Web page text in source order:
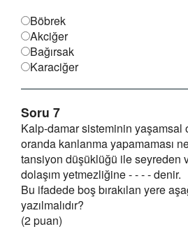
Böbrek
Akciğer
Bağırsak
Karaciğer
Soru 7
Kalp-damar sisteminin yaşamsal
oranda kanlanma yapamaması
tansiyon düşüklüğü ile seyreden
dolaşım yetmezliğine - - - - denir.
Bu ifadede boş bırakılan yere
yazılmalıdır?
(2 puan)